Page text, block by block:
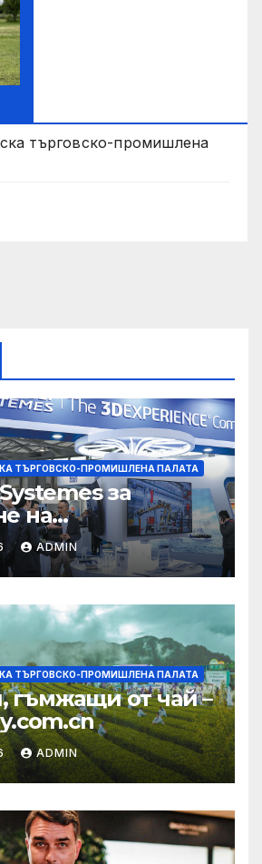
търговско-промишлена
ТЪРГОВСКО-ПРОМИШЛЕНА ПАЛАТА
за
на
на AI
в Китай
ADMIN
ТЪРГОВСКО-ПРОМИШЛЕНА ПАЛАТА
гъмжащи от чай –
ADMIN